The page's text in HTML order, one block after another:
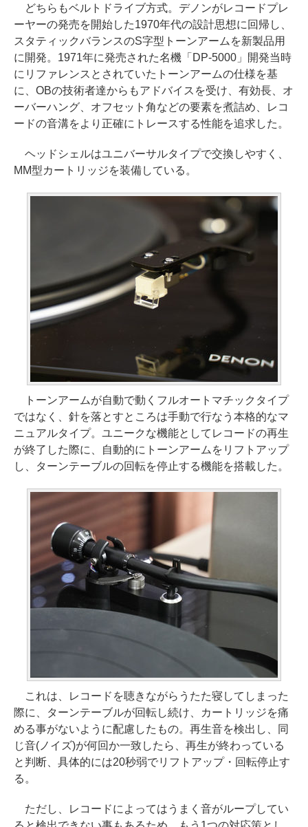
どちらもベルトドライブ方式。デノンがレコードプレ
ーヤーの発売を開始した1970年代の設計思想に回帰し、
スタティックバランスのS字型トーンアームを新製品用
に開発。1971年に発売された名機「DP-5000」開発当時
にリファレンスとされていたトーンアームの仕様を基
に、OBの技術者達からもアドバイスを受け、有効長、オ
ーバーハング、オフセット角などの要素を煮詰め、レコ
ードの音溝をより正確にトレースする性能を追求した。
ヘッドシェルはユニバーサルタイプで交換しやすく、
MM型カートリッジを装備している。
トーンアームが自動で動くフルオートマチックタイプ
ではなく、針を落とすところは手動で行なう本格的なマ
ニュアルタイプ。ユニークな機能としてレコードの再生
が終了した際に、自動的にトーンアームをリフトアップ
し、ターンテーブルの回転を停止する機能を搭載した。
これは、レコードを聴きながらうたた寝してしまった
際に、ターンテーブルが回転し続け、カートリッジを痛
める事がないように配慮したもの。再生音を検出し、同
じ音(ノイズ)が何回か一致したら、再生が終わっている
と判断、具体的には20秒弱でリフトアップ・回転停止す
る。
ただし、レコードによってはうまく音がループしてい